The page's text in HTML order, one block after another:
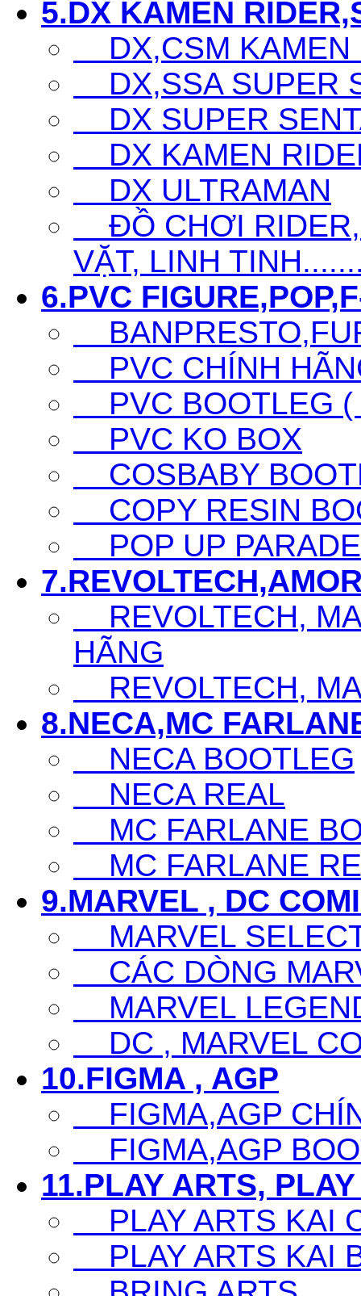
5.DX KAMEN
DX,CSM KAMEN
DX,SSA SUPER
DX SUPER
DX KAMEN
DX ULTRAMAN
ĐỒ CHƠI
VẶT, LINH
6.PVC
PVC CHÍNH
PVC BOOTLEG (
PVC KO BOX
COSBABY
COPY RESIN
POP UP PARADE
REVOLTECH,
HÃNG
REVOLTECH,
8.NECA,MC
NECA BOOTLEG
NECA REAL
MC FARLANE
MC FARLANE
9.MARVEL , DC
MARVEL
CÁC DÒNG
MARVEL
DC , MARVEL
10.FIGMA , AGP
FIGMA,AGP
FIGMA,AGP
11.PLAY ARTS,
PLAY ARTS KAI
PLAY ARTS KAI